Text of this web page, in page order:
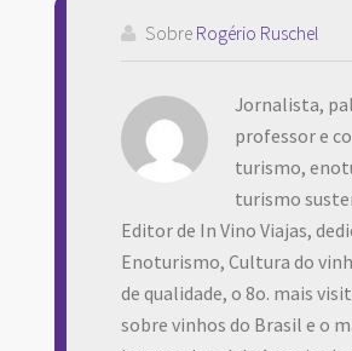
Sobre Rogério Ruschel
Jornalista,
professor e
turismo,
turismo
Editor de In Vino Viajas,
Enoturismo, Cultura do
de qualidade, o 8o. mais
sobre vinhos do Brasil e o